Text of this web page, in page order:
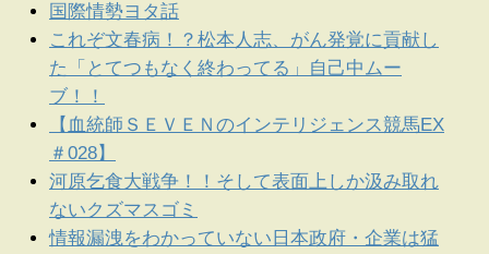
国際情勢ヨタ話
これぞ文春病！？松本人志、がん発覚に貢献し
た「とてつもなく終わってる」自己中ムー
ブ！！
【血統師ＳＥＶＥＮのインテリジェンス競馬EX
＃028】
河原乞食大戦争！！そして表面上しか汲み取れ
ないクズマスゴミ
情報漏洩をわかっていない日本政府・企業は猛